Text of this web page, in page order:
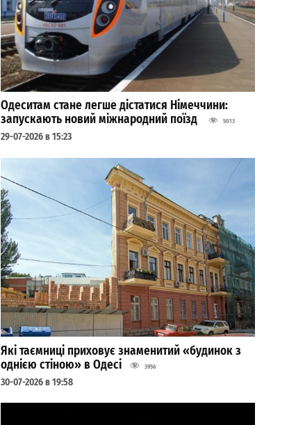
Одеситам стане легше дістатися Німеччини:
запускають новий міжнародний поїзд
5013
29-07-2026 в 15:23
Які таємниці приховує знаменитий «будинок з
однією стіною» в Одесі
3956
30-07-2026 в 19:58